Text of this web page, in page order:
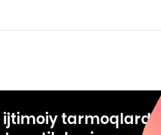
ijtimoiy tarmoqlarda